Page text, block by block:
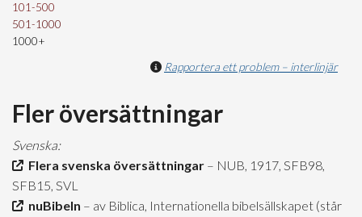
101-500
501-1000
1000+
Rapportera ett problem – interlinjär
Fler översättningar
Svenska:
Flera svenska översättningar – NUB, 1917, SFB98,
SFB15, SVL
nuBibeln – av Biblica, Internationella bibelsällskapet (står